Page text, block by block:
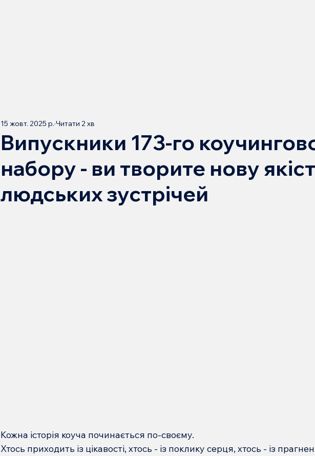
Випускники 173-го
набору - ви творите нову
людських зустрічей
15 жовт. 2025 р. Читати 2 хв
Кожна історія коуча починається по-своєму.
Хтось приходить із цікавості, хтось - із поклику серця, хтось - із